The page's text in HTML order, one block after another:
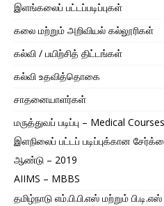
இளங்கலைப் பட்டப்படிப்புகள்
கலை மற்றும் அறிவியல் கல்லூரிகள்
கல்வி / பயிற்சித் திட்டங்கள்
கல்வி உதவித்தொகை
சாதனையாளர்கள்
மருத்துவப் படிப்பு – Medical Courses
இளநிலைப் பட்டப் படிப்புக்கான
ஆண்டு – 2019
AIIMS – MBBS
தமிழ்நாடு எம்.பி.பி.எஸ் மற்றும்